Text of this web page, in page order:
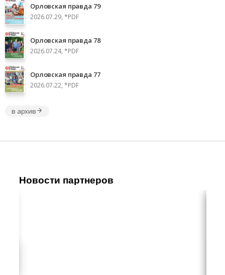
Орловская правда 79
2026.07.29, *PDF
Орловская правда 78
2026.07.24, *PDF
Орловская правда 77
2026.07.22, *PDF
в архив
Новости партнеров